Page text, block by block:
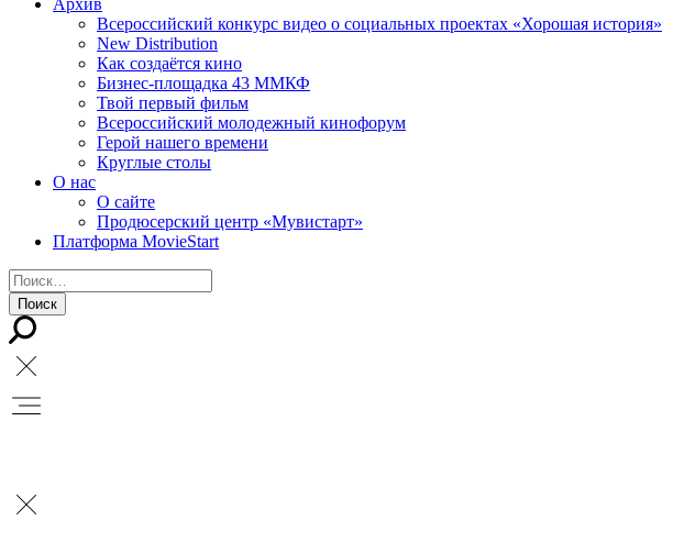
Архив
Всероссийский конкурс видео о социальных проектах «Хорошая история»
New Distribution
Как создаётся кино
Бизнес-площадка 43 ММКФ
Твой первый фильм
Всероссийский молодежный кинофорум
Герой нашего времени
Круглые столы
О нас
О сайте
Продюсерский центр «Мувистарт»
Платформа MovieStart